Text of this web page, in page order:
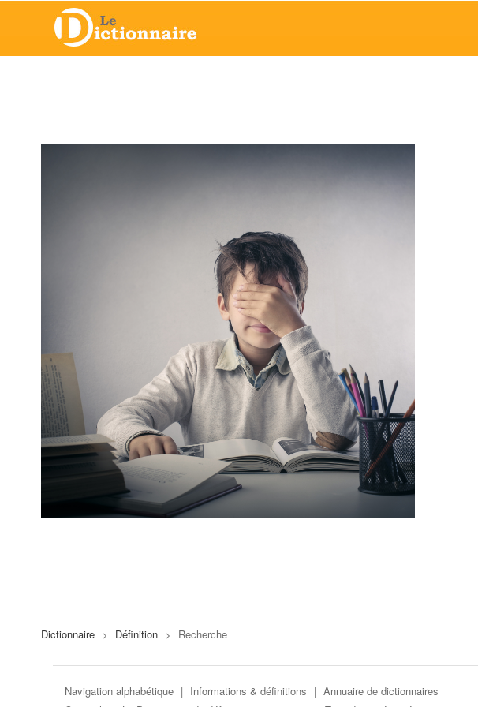
Dictionnaire > Définition > Recherche
Navigation alphabétique | Informations & définitions | Annuaire de dictionnaires